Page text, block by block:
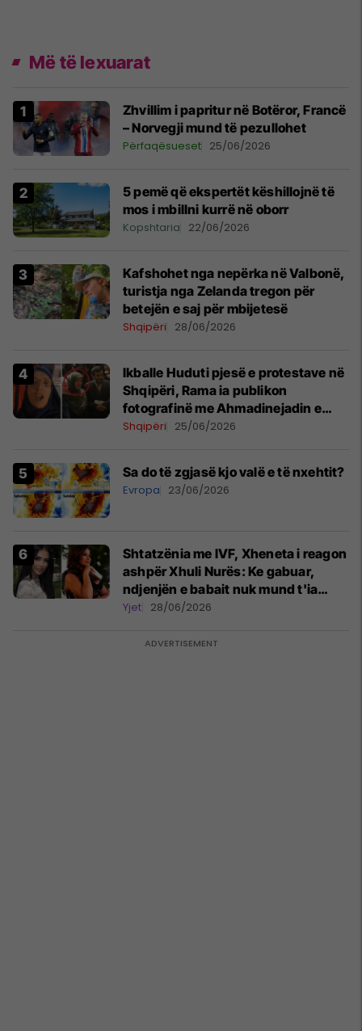
Më të lexuarat
Zhvillim i papritur në Botëror, Francë
– Norvegji mund të pezullohet
Përfaqësueset 25/06/2026
5 pemë që ekspertët këshillojnë të
mos i mbillni kurrë në oborr
Kopshtaria 22/06/2026
Kafshohet nga nepërka në Valbonë,
turistja nga Zelanda tregon për
betejën e saj për mbijetesë
Shqipëri 28/06/2026
Ikballe Huduti pjesë e protestave në
Shqipëri, Rama ia publikon
fotografinë me Ahmadinejadin e
Iranit
Shqipëri 25/06/2026
Sa do të zgjasë kjo valë e të nxehtit?
Evropa 23/06/2026
Shtatzënia me IVF, Xheneta i reagon
ashpër Xhuli Nurës: Ke gabuar,
ndjenjën e babait nuk mund t'ia
plotësosh kurrë
Yjet 28/06/2026